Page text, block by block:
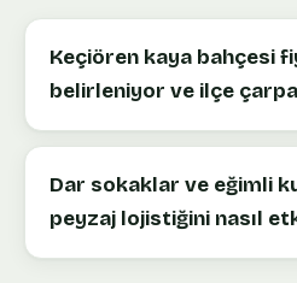
Keçiören kaya bahçesi
belirleniyor ve ilçe
Dar sokaklar ve eğimli
peyzaj lojistiğini nasıl